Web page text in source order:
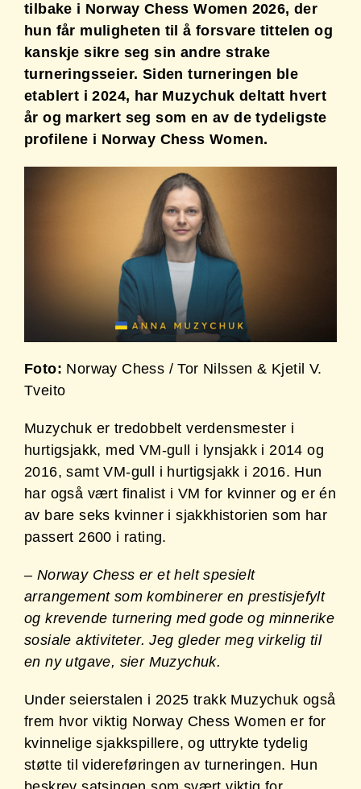
tilbake i Norway Chess Women 2026, der
hun får muligheten til å forsvare tittelen og
kanskje sikre seg sin andre strake
turneringsseier. Siden turneringen ble
etablert i 2024, har Muzychuk deltatt hvert
år og markert seg som en av de tydeligste
profilene i Norway Chess Women.
Foto: Norway Chess / Tor Nilssen & Kjetil V.
Tveito
Muzychuk er tredobbelt verdensmester i
hurtigsjakk, med VM-gull i lynsjakk i 2014 og
2016, samt VM-gull i hurtigsjakk i 2016. Hun
har også vært finalist i VM for kvinner og er én
av bare seks kvinner i sjakkhistorien som har
passert 2600 i rating.
– Norway Chess er et helt spesielt
arrangement som kombinerer en prestisjefylt
og krevende turnering med gode og minnerike
sosiale aktiviteter. Jeg gleder meg virkelig til
en ny utgave, sier Muzychuk.
Under seiers­talen i 2025 trakk Muzychuk også
frem hvor viktig Norway Chess Women er for
kvinnelige sjakkspillere, og uttrykte tydelig
støtte til videreføringen av turneringen. Hun